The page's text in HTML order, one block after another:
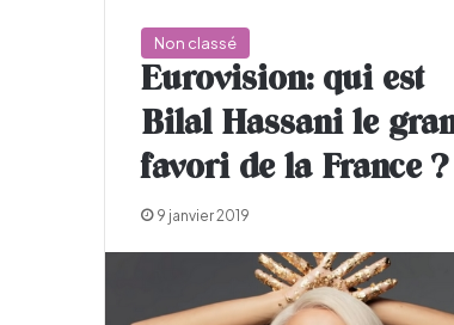
Non classé
Eurovision: qui est
Bilal Hassani le
favori de la France ?
9 janvier 2019